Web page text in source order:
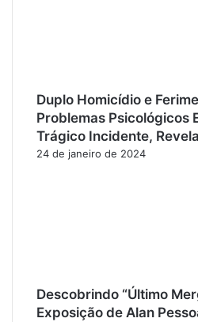
Duplo Homicídio e
Problemas Psicológicos
Trágico Incidente,
24 de janeiro de 2024
Descobrindo “Último
Exposição de Alan